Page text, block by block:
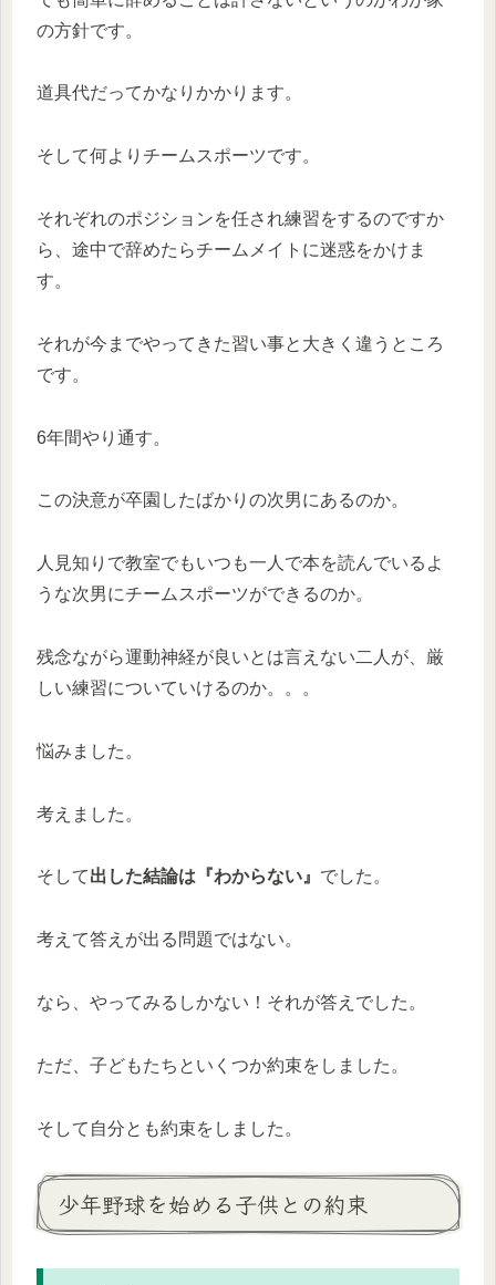
の方針です。
道具代だってかなりかかります。
そして何よりチームスポーツです。
それぞれのポジションを任され練習をするのですか
ら、途中で辞めたらチームメイトに迷惑をかけま
す。
それが今までやってきた習い事と大きく違うところ
です。
6年間やり通す。
この決意が卒園したばかりの次男にあるのか。
人見知りで教室でもいつも一人で本を読んでいるよ
うな次男にチームスポーツができるのか。
残念ながら運動神経が良いとは言えない二人が、厳
しい練習についていけるのか。。。
悩みました。
考えました。
そして出した結論は『わからない』 でした。
考えて答えが出る問題ではない。
なら、やってみるしかない！それが答えでした。
ただ、子どもたちといくつか約束をしました。
そして自分とも約束をしました。
少年野球を始める子供との約束